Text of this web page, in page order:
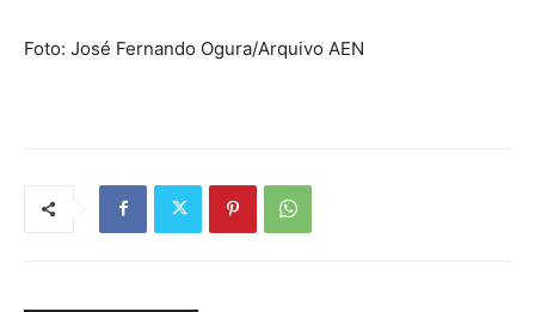
Foto: José Fernando Ogura/Arquivo AEN